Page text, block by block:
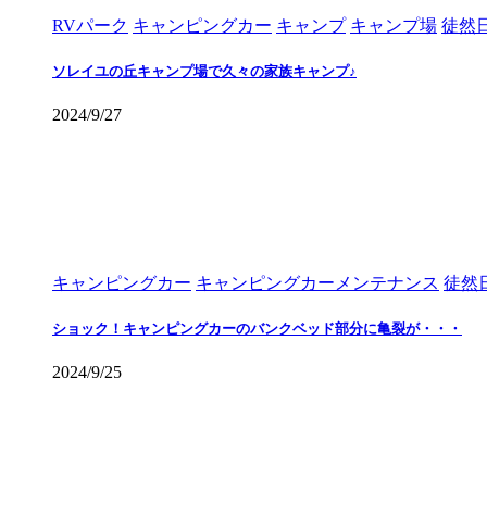
RVパーク キャンピングカー キャンプ キャンプ場 徒然
ソレイユの丘キャンプ場で久々の家族キャンプ♪
2024/9/27
キャンピングカー キャンピングカーメンテナンス 徒然
ショック！キャンピングカーのバンクベッド部分に亀裂が・・・
2024/9/25